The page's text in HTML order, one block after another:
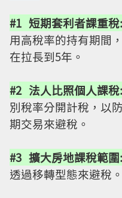
#1 短期套利者課重稅:
用高稅率的持有期間
在拉長到5年。
#2 法人比照個人課稅:
別稅率分開計稅，以
期交易來避稅。
#3 擴大房地課稅範圍:
透過移轉型態來避稅。